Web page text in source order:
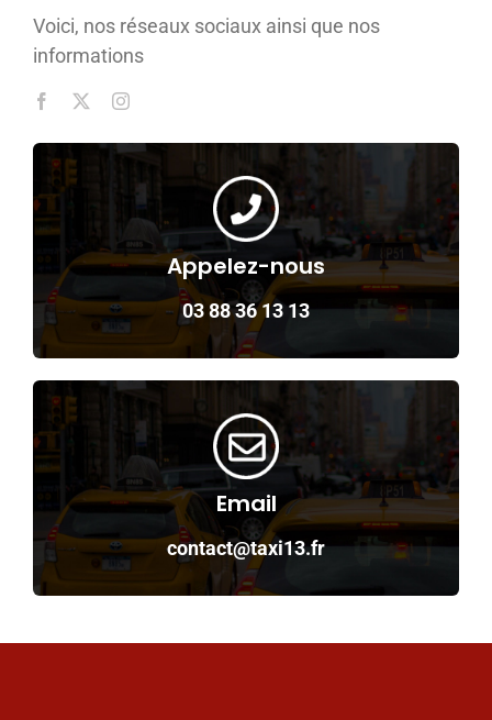
Voici, nos réseaux sociaux ainsi que nos
informations
Appelez-nous
03 88 36 13 13
Email
contact@taxi13.fr